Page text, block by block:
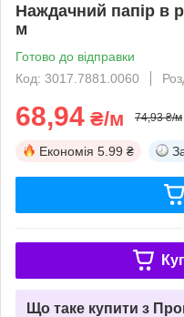
Наждачний папір в
м
Готово до відправки
Код: 3017.7881.0060
68,94 ₴/м 74,93 ₴/м
Економія 5.99 ₴
Що таке купити з